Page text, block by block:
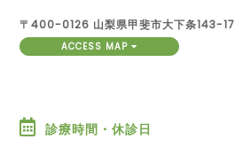
〒400-0126 山梨県甲斐市大下条143-17
ACCESS MAP
診療時間・休診日